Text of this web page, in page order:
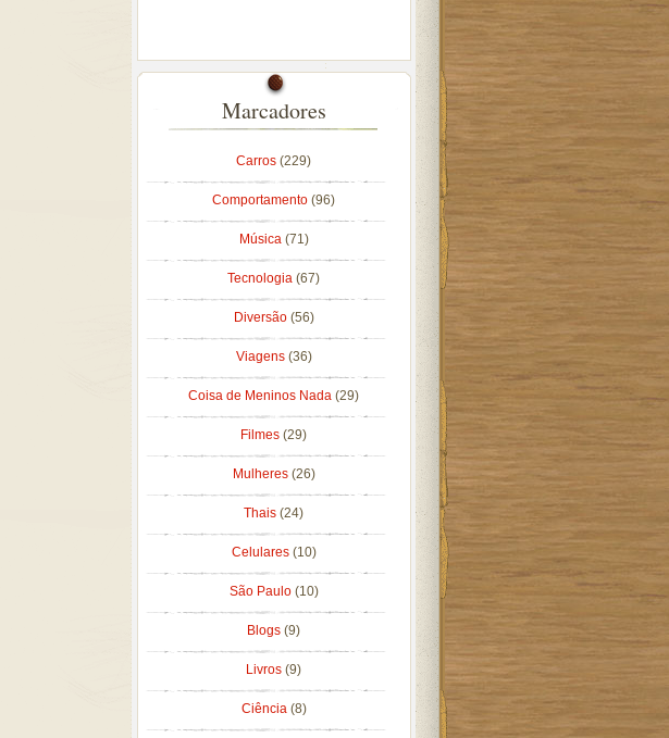
Marcadores
Carros (229)
Comportamento (96)
Música (71)
Tecnologia (67)
Diversão (56)
Viagens (36)
Coisa de Meninos Nada (29)
Filmes (29)
Mulheres (26)
Thais (24)
Celulares (10)
São Paulo (10)
Blogs (9)
Livros (9)
Ciência (8)